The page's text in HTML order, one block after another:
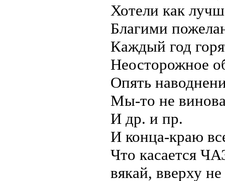
Хотели как
Благими
Каждый год
Неосторожное
Опять
Мы-то не
И др. и пр.
И конца-краю
Что касается
вякай, вверху